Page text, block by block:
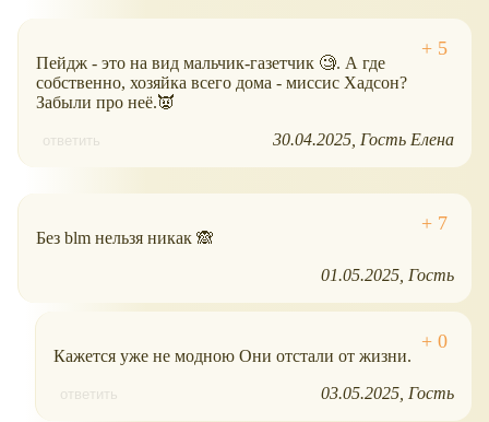
Пейдж - это на вид мальчик-газетчик 🧐. А где
собственно, хозяйка всего дома - миссис Хадсон?
Забыли про неё.👿
ответить 30.04.2025 Гость Елена
Без blm нельзя никак 🙈
01.05.2025 Гость
Кажется уже не модною Они отстали от жизни.
ответить 03.05.2025 Гость